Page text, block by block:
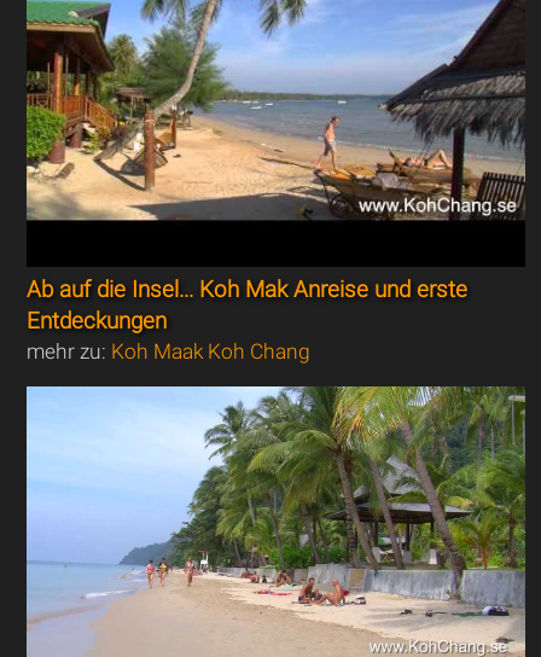
Ab auf die Insel... Koh Mak Anreise und erste
Entdeckungen
mehr zu: Koh Maak Koh Chang